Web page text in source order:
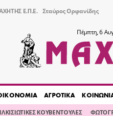
Ε.Π.Ε. Σταύρος Ορφανίδης
Πέμπτη, 6
ΑΓΡΟΤΙΚΑ
ΚΟΥΒΕΝΤΟΥΛΕΣ